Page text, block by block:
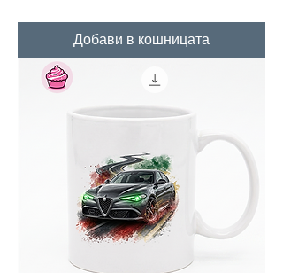
Добави в кошницата